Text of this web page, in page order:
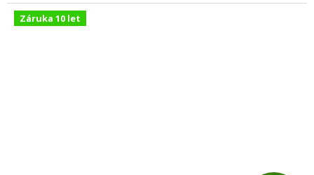
Záruka 10 let